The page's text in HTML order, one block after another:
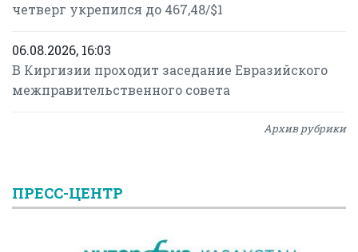
четверг укрепился до 467,48/$1
06.08.2026, 16:03
В Киргизии проходит заседание Евразийского
межправительственного совета
Архив рубрики
ПРЕСС-ЦЕНТР